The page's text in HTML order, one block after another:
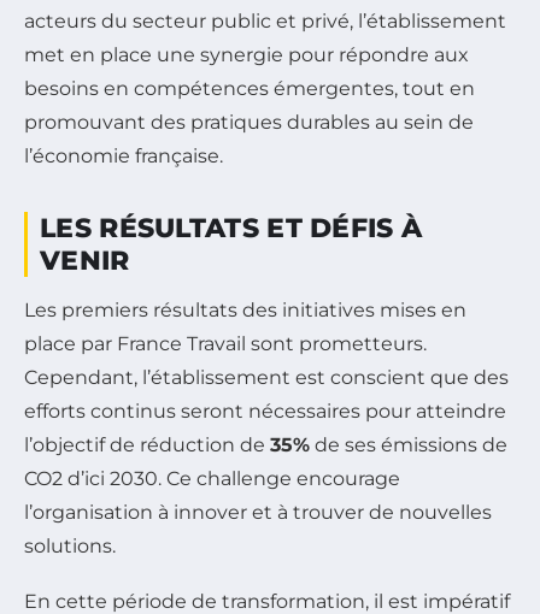
acteurs du secteur public et privé, l’établissement
met en place une synergie pour répondre aux
besoins en compétences émergentes, tout en
promouvant des pratiques durables au sein de
l’économie française.
LES RÉSULTATS ET DÉFIS À
VENIR
Les premiers résultats des initiatives mises en
place par France Travail sont prometteurs.
Cependant, l’établissement est conscient que des
efforts continus seront nécessaires pour atteindre
l’objectif de réduction de 35% de ses émissions de
CO2 d’ici 2030. Ce challenge encourage
l’organisation à innover et à trouver de nouvelles
solutions.
En cette période de transformation, il est impératif